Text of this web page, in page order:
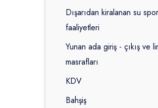
Dışarıdan kiralanan su
faaliyetleri
Yunan ada giriş - çıkış ve
masrafları
KDV
Bahşiş